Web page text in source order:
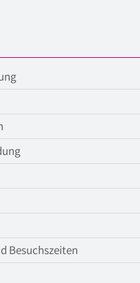
Besuchszeiten